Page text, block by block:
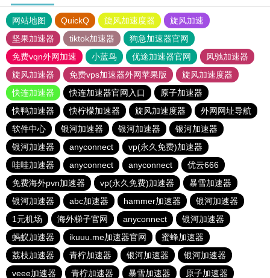
网站地图 QuickQ 旋风加速度器
旋风加速
坚果加速器
tiktok加速器
狗急加速器官网
免费vqn外网加速
小蓝鸟 优途加速器官网
风驰加速器
旋风加速器
免费vps加速器外网苹果版
旋风加速度器
快连加速器
快连加速器官网入口
原子加速器
快鸭加速器
快柠檬加速器 旋风加速度器
外网网址导航
软件中心
银河加速器 银河加速器
银河加速器
银河加速器
anyconnect
vp(永久免费)加速器
哇哇加速器
anyconnect anyconnect
优云666
免费海外pvn加速器
vp(永久免费)加速器
暴雪加速器
银河加速器
abc加速器 hammer加速器
银河加速器
1元机场
海外梯子官网 anyconnect
银河加速器
蚂蚁加速器
ikuuu.me加速器官网
蜜蜂加速器
荔枝加速器
青柠加速器 银河加速器
银河加速器
veee加速器
青柠加速器 暴雪加速器 原子加速器